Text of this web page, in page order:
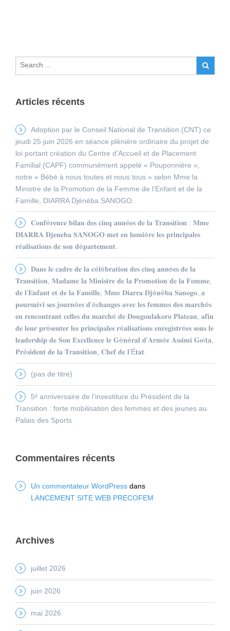
Articles récents
Adoption par le Conseil National de Transition (CNT) ce
jeudi 25 juin 2026 en séance plénière ordinaire du projet de
loi portant création du Centre d’Accueil et de Placement
Familial (CAPF) communément appelé « Pouponnière »,
notre « Bébé à nous toutes et nous tous » selon Mme la
Ministre de la Promotion de la Femme de l’Enfant et de la
Famille, DIARRA Djénéba SANOGO.
𝐂𝐨𝐧𝐟é𝐫𝐞𝐧𝐜𝐞 𝐛𝐢𝐥𝐚𝐧 𝐝𝐞𝐬 𝐜𝐢𝐧𝐪 𝐚𝐧𝐧é𝐞𝐬 𝐝𝐞 𝐥𝐚 𝐓𝐫𝐚𝐧𝐬𝐢𝐭𝐢𝐨𝐧 : 𝐌𝐦𝐞
𝐃𝐈𝐀𝐑𝐑𝐀 𝐃𝐣𝐞𝐧𝐞𝐛𝐚 𝐒𝐀𝐍𝐎𝐆𝐎 𝐦𝐞𝐭 𝐞𝐧 𝐥𝐮𝐦𝐢è𝐫𝐞 𝐥𝐞𝐬 𝐩𝐫𝐢𝐧𝐜𝐢𝐩𝐚𝐥𝐞𝐬
𝐫é𝐚𝐥𝐢𝐬𝐚𝐭𝐢𝐨𝐧𝐬 𝐝𝐞 𝐬𝐨𝐧 𝐝é𝐩𝐚𝐫𝐭𝐞𝐦𝐞𝐧𝐭.
𝐃𝐚𝐧𝐬 𝐥𝐞 𝐜𝐚𝐝𝐫𝐞 𝐝𝐞 𝐥𝐚 𝐜é𝐥é𝐛𝐫𝐚𝐭𝐢𝐨𝐧 𝐝𝐞𝐬 𝐜𝐢𝐧𝐪 𝐚𝐧𝐧é𝐞𝐬 𝐝𝐞 𝐥𝐚
𝐓𝐫𝐚𝐧𝐬𝐢𝐭𝐢𝐨𝐧, 𝐌𝐚𝐝𝐚𝐦𝐞 𝐥𝐚 𝐌𝐢𝐧𝐢𝐬𝐭𝐫𝐞 𝐝𝐞 𝐥𝐚 𝐏𝐫𝐨𝐦𝐨𝐭𝐢𝐨𝐧 𝐝𝐞 𝐥𝐚 𝐅𝐞𝐦𝐦𝐞,
𝐝𝐞 𝐥’𝐄𝐧𝐟𝐚𝐧𝐭 𝐞𝐭 𝐝𝐞 𝐥𝐚 𝐅𝐚𝐦𝐢𝐥𝐥𝐞, 𝐌𝐦𝐞 𝐃𝐢𝐚𝐫𝐫𝐚 𝐃𝐣é𝐧é𝐛𝐚 𝐒𝐚𝐧𝐨𝐠𝐨, 𝐚
𝐩𝐨𝐮𝐫𝐬𝐮𝐢𝐯𝐢 𝐬𝐞𝐬 𝐣𝐨𝐮𝐫𝐧é𝐞𝐬 𝐝’é𝐜𝐡𝐚𝐧𝐠𝐞𝐬 𝐚𝐯𝐞𝐜 𝐥𝐞𝐬 𝐟𝐞𝐦𝐦𝐞𝐬 𝐝𝐞𝐬 𝐦𝐚𝐫𝐜𝐡é𝐬
𝐞𝐧 𝐫𝐞𝐧𝐜𝐨𝐧𝐭𝐫𝐚𝐧𝐭 𝐜𝐞𝐥𝐥𝐞𝐬 𝐝𝐮 𝐦𝐚𝐫𝐜𝐡é 𝐝𝐞 𝐃𝐨𝐮𝐠𝐨𝐮𝐥𝐚𝐤𝐨𝐫𝐨 𝐏𝐥𝐚𝐭𝐞𝐚𝐮, 𝐚𝐟𝐢𝐧
𝐝𝐞 𝐥𝐞𝐮𝐫 𝐩𝐫é𝐬𝐞𝐧𝐭𝐞𝐫 𝐥𝐞𝐬 𝐩𝐫𝐢𝐧𝐜𝐢𝐩𝐚𝐥𝐞𝐬 𝐫é𝐚𝐥𝐢𝐬𝐚𝐭𝐢𝐨𝐧𝐬 𝐞𝐧𝐫𝐞𝐠𝐢𝐬𝐭𝐫é𝐞𝐬 𝐬𝐨𝐮𝐬 𝐥𝐞
𝐥𝐞𝐚𝐝𝐞𝐫𝐬𝐡𝐢𝐩 𝐝𝐞 𝐒𝐨𝐧 𝐄𝐱𝐜𝐞𝐥𝐥𝐞𝐧𝐜𝐞 𝐥𝐞 𝐆é𝐧é𝐫𝐚𝐥 𝐝’𝐀𝐫𝐦é𝐞 𝐀𝐬𝐬𝐢𝐦𝐢 𝐆𝐨ï𝐭𝐚,
𝐏𝐫é𝐬𝐢𝐝𝐞𝐧𝐭 𝐝𝐞 𝐥𝐚 𝐓𝐫𝐚𝐧𝐬𝐢𝐭𝐢𝐨𝐧, 𝐂𝐡𝐞𝐟 𝐝𝐞 𝐥’É𝐭𝐚𝐭.
(pas de titre)
5ᵉ anniversaire de l’investiture du Président de la
Transition : forte mobilisation des femmes et des jeunes au
Palais des Sports
Commentaires récents
Un commentateur WordPress dans
LANCEMENT SITE WEB PRECOFEM
Archives
juillet 2026
juin 2026
mai 2026